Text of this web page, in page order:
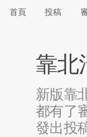
首頁 投稿
靠北
新版靠
都有了
發出投